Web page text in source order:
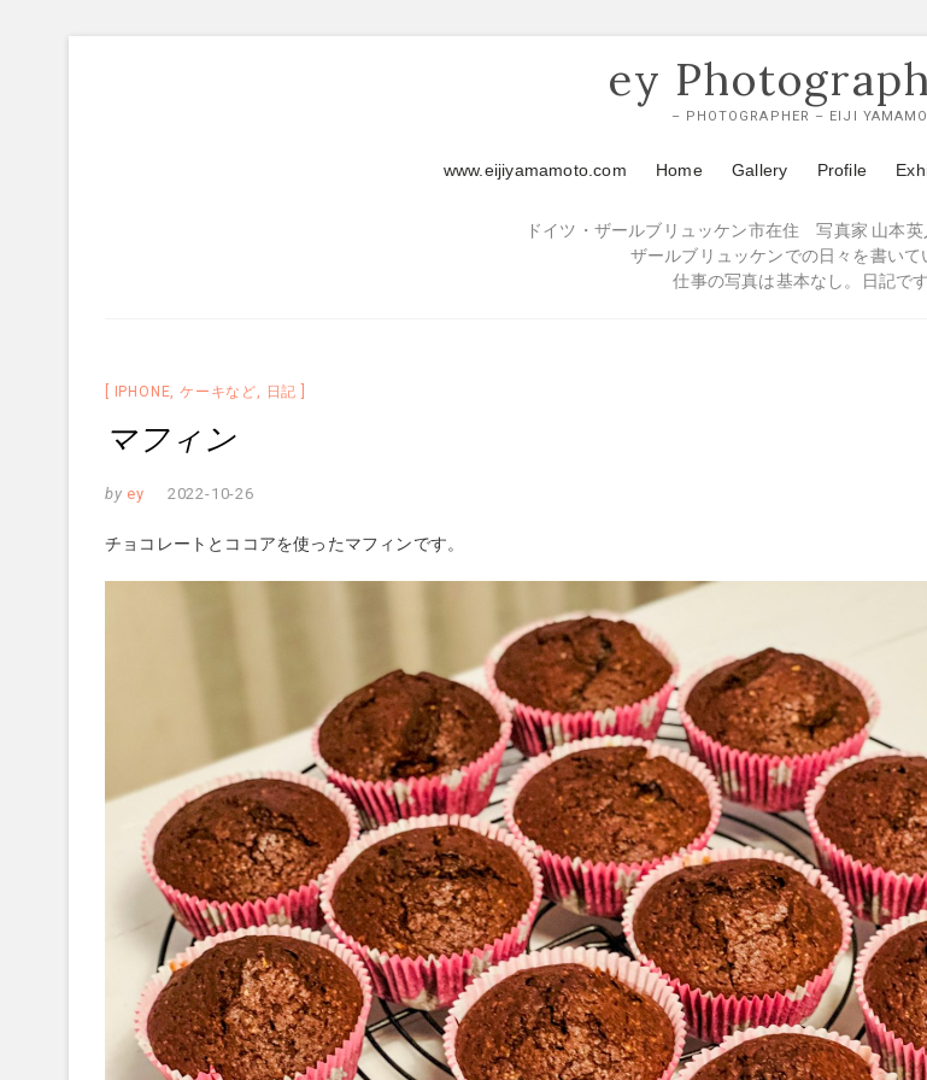
ey
– PHOTOGRAPHER – EIJI
www.eijiyamamoto.com Home Gallery Profile
ドイツ・ザールブリュッケン市在住 写真家 山本
ザールブリュッケンでの日々を書いて
仕事の写真は基本なし。日記です
IPHONE,ケーキなど, 日記
マフィン
by ey 2022-10-26
チョコレートとココアを使ったマフィンです。